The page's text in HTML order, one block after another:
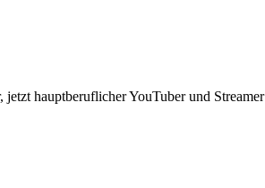
hauptberuflicher YouTuber und